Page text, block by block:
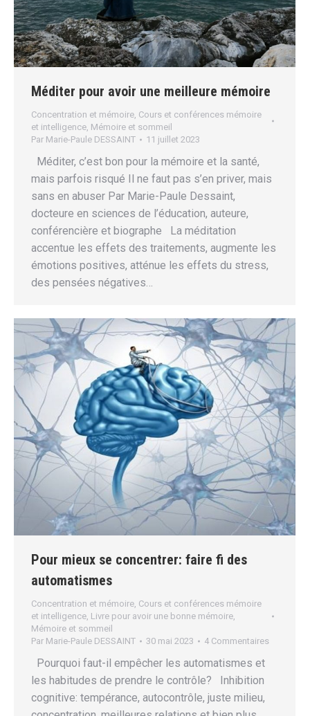
Méditer pour avoir une meilleure mémoire
Concentration et mémoire Cours et conférences mémoire
et intelligence Mémoire et sommeil
Par Marie-Paule DESSAINT 11 juillet 2023
Méditer, c’est bon pour la mémoire et la santé,
mais parfois risqué Il ne faut pas s’en priver, mais
sans en abuser Par Marie-Paule Dessaint,
docteure en sciences de l’éducation, auteure,
conférencière et biographe La méditation
accentue les effets des traitements, augmente les
émotions positives, atténue les effets du stress,
des pensées négatives…
Pour mieux se concentrer: faire fi des
automatismes
Concentration et mémoire Cours et conférences mémoire
et intelligence Livre pour avoir une bonne mémoire
Mémoire et sommeil
Par Marie-Paule DESSAINT 30 mai 2023 4 Commentaires
Pourquoi faut-il empêcher les automatismes et
les habitudes de prendre le contrôle? Inhibition
cognitive: tempérance, autocontrôle, juste milieu,